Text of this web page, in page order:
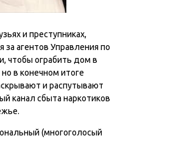
и преступниках,
агентов Управления по
чтобы ограбить дом в
в конечном итоге
и распутывают
канал сбыта наркотиков
(многоголосый